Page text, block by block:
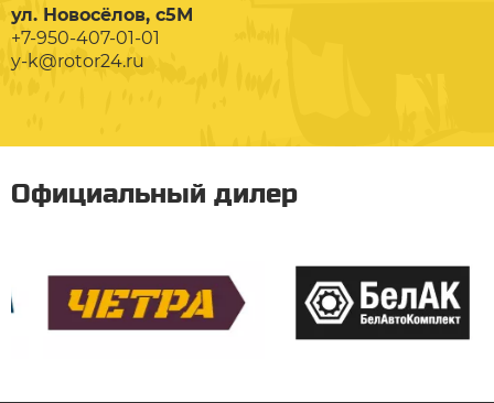
ул. Новосёлов, с5М
+7-950-407-01-01
y-k@rotor24.ru
Официальный дилер